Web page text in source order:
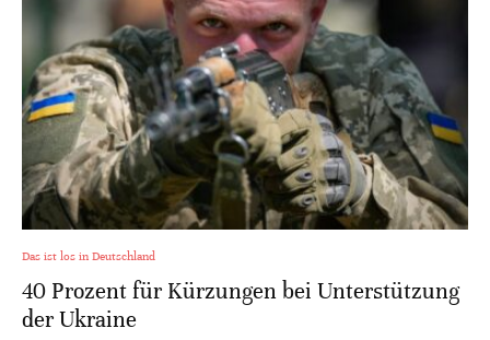
Das ist los in Deutschland
40 Prozent für Kürzungen bei Unterstützung
der Ukraine